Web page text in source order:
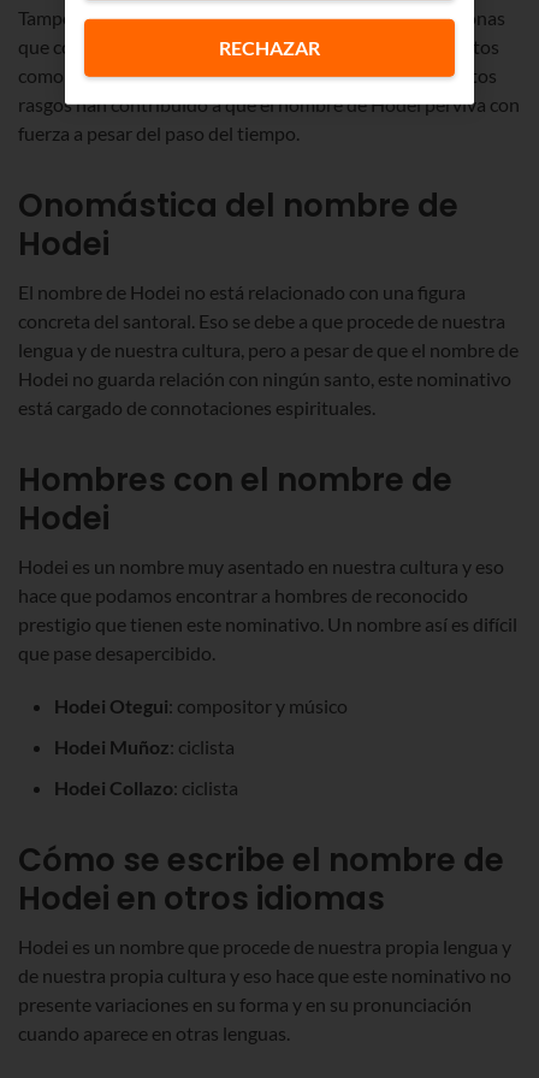
Tampoco pasa desapercibido el hecho de que a las personas
que comparten el nombre de Hodei se les asocian aspectos
como el sersoñadoras, tranquilas y sensibles. Todos estos
rasgos han contribuido a que el nombre de Hodei perviva con
fuerza a pesar del paso del tiempo.
Onomástica del nombre de
Hodei
El nombre de Hodei no está relacionado con una figura
concreta del santoral. Eso se debe a que procede de nuestra
lengua y de nuestra cultura, pero a pesar de que el nombre de
Hodei no guarda relación con ningún santo, este nominativo
está cargado de connotaciones espirituales.
Hombres con el nombre de
Hodei
Hodei es un nombre muy asentado en nuestra cultura y eso
hace que podamos encontrar a hombres de reconocido
prestigio que tienen este nominativo. Un nombre así es difícil
que pase desapercibido.
Hodei Otegui: compositor y músico
Hodei Muñoz: ciclista
Hodei Collazo: ciclista
Cómo se escribe el nombre de
Hodei en otros idiomas
Hodei es un nombre que procede de nuestra propia lengua y
de nuestra propia cultura y eso hace que este nominativo no
presente variaciones en su forma y en su pronunciación
cuando aparece en otras lenguas.
RECHAZAR